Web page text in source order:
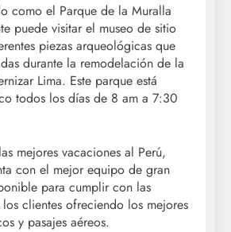
como el Parque de la Muralla
puede visitar el museo de sitio
piezas arqueológicas que
durante la remodelación de la
Lima. Este parque está
todos los días de 8 am a 7:30
mejores vacaciones al Perú,
con el mejor equipo de gran
para cumplir con las
clientes ofreciendo los mejores
y pasajes aéreos.